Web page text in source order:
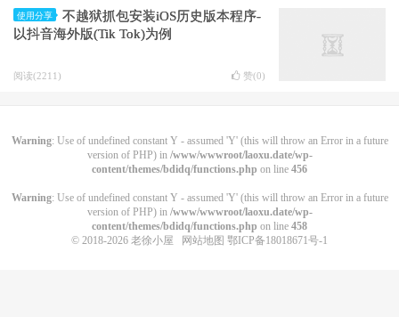
使用分享
不越狱抓包安装iOS历史版本程序-
以抖音海外版(Tik Tok)为例
阅读(2211) 赞(0)
Warning: Use of undefined constant Y - assumed 'Y' (this will throw an Error in a future
version of PHP) in /www/wwwroot/laoxu.date/wp-
content/themes/bdidq/functions.php on line 456
Warning: Use of undefined constant Y - assumed 'Y' (this will throw an Error in a future
version of PHP) in /www/wwwroot/laoxu.date/wp-
content/themes/bdidq/functions.php on line 458
© 2018-2026 老徐小屋 网站地图 鄂ICP备18018671号-1